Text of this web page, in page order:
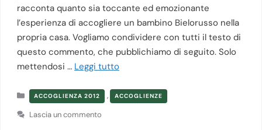
racconta quanto sia toccante ed emozionante
l’esperienza di accogliere un bambino Bielorusso nella
propria casa. Vogliamo condividere con tutti il testo di
questo commento, che pubblichiamo di seguito. Solo
mettendosi … Leggi tutto
Categorie
ACCOGLIENZA 2012 , ACCOGLIENZE
Lascia un commento